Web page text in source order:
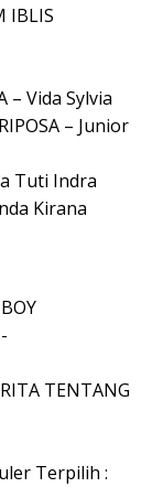
IBLIS
– Vida Sylvia
– Junior
Tuti Indra
Kirana
TENTANG
Terpilih :